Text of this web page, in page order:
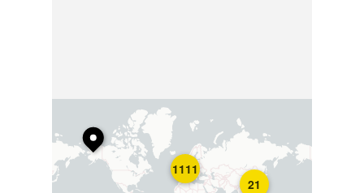
21
1111